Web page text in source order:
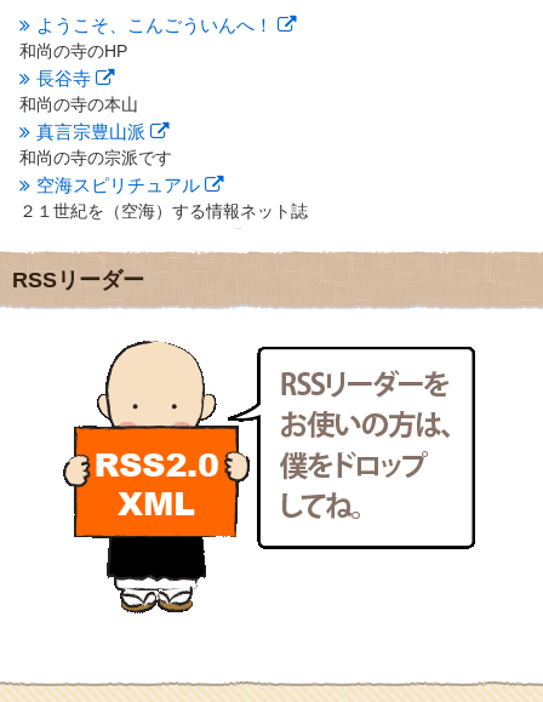
2012年8月
(9)
2012年7月(10)
2012年6月
2012年5月(16)
2012年4月 (16)
2012年3月(17)
2012年2月(20)
2012年1月(25)
2011年11月(28)
2011年10月(31)
2011年9月(24)
2011年7月(18)
2011年6月
2011年5月
(15)
2011年4月(17)
2011年3月(15)
2011年2月
2011年1月(22)
2010年12月(21)
2010年11月
2010年10月(13)
(16)
2010年6月(18)
ようこそ、こんごういんへ！
和尚の寺のHP
長谷寺
和尚の寺の本山
真言宗豊山派
和尚の寺の宗派です
空海スピリチュアル
２１世紀を（空海）する情報ネット誌
地域のライターさんです
小豆島 圓満寺
新聞屋の道具箱
新聞社で使われる用語の解説など
makotoさんの御符内巡礼記
東京の巡礼記です
POLYHEDON
いろいろなことが書いてあるよ
bunchan
あちこち行って！
目白鍼灸院
日本人の繊細な体質にあわせた、やさしく気持ちよい鍼灸治療で
ほうげん日記
RSSリーダー